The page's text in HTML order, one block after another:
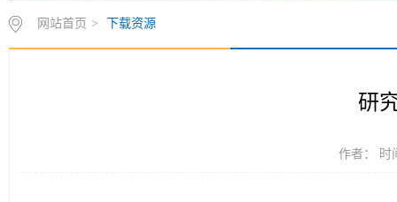
网站首页 > 下载资源
研
作者： 时